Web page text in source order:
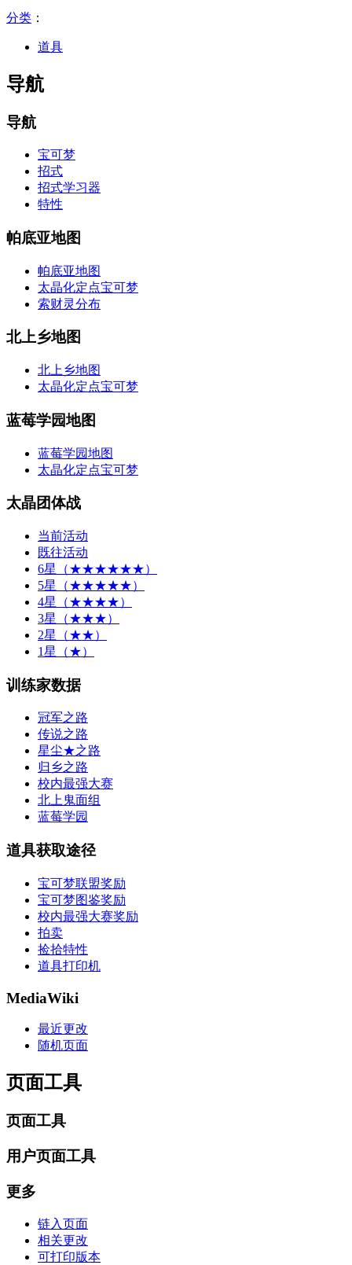
分类 ：​
道具
导航
导航
宝可梦
招式
招式学习器
特性
帕底亚地图
帕底亚地图
太晶化定点宝可梦
索财灵分布
北上乡地图
北上乡地图
太晶化定点宝可梦
蓝莓学园地图
蓝莓学园地图
太晶化定点宝可梦
太晶团体战
当前活动
既往活动
6星（★★★★★★）
5星（★★★★★）
4星（★★★★）
3星（★★★）
2星（★★）
1星（★）
训练家数据
冠军之路
传说之路
星尘★之路
归乡之路
校内最强大赛
北上鬼面组
蓝莓学园
道具获取途径
宝可梦联盟奖励
宝可梦图鉴奖励
校内最强大赛奖励
拍卖
捡拾特性
道具打印机
MediaWiki
最近更改
随机页面
页面工具
页面工具
用户页面工具
更多
链入页面
相关更改
可打印版本